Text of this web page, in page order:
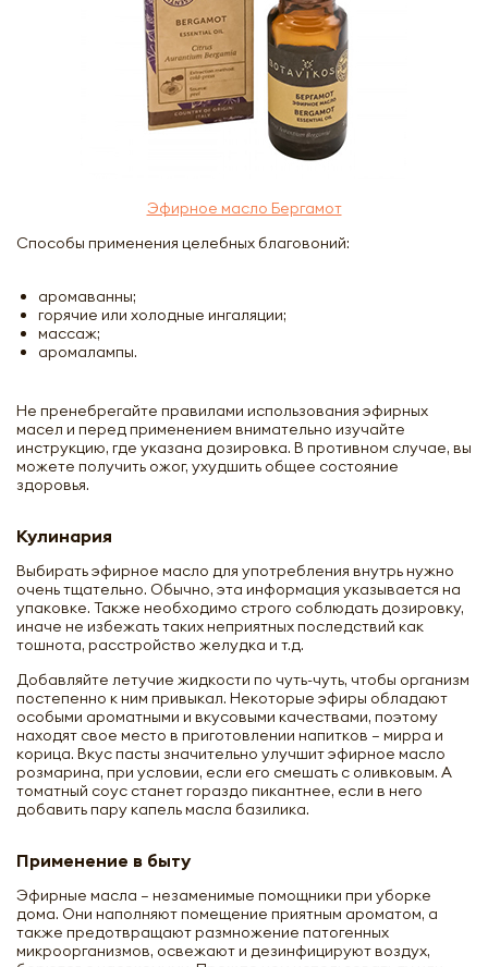
Эфирное масло Бергамот
Способы применения целебных благовоний:
аромаванны;
горячие или холодные ингаляции;
массаж;
аромалампы.
Не пренебрегайте правилами использования эфирных
масел и перед применением внимательно изучайте
инструкцию, где указана дозировка. В противном случае, вы
можете получить ожог, ухудшить общее состояние
здоровья.
Кулинария
Выбирать эфирное масло для употребления внутрь нужно
очень тщательно. Обычно, эта информация указывается на
упаковке. Также необходимо строго соблюдать дозировку,
иначе не избежать таких неприятных последствий как
тошнота, расстройство желудка и т.д.
Добавляйте летучие жидкости по чуть-чуть, чтобы организм
постепенно к ним привыкал. Некоторые эфиры обладают
особыми ароматными и вкусовыми качествами, поэтому
находят свое место в приготовлении напитков – мирра и
корица. Вкус пасты значительно улучшит эфирное масло
розмарина, при условии, если его смешать с оливковым. А
томатный соус станет гораздо пикантнее, если в него
добавить пару капель масла базилика.
Применение в быту
Эфирные масла – незаменимые помощники при уборке
дома. Они наполняют помещение приятным ароматом, а
также предотвращают размножение патогенных
микроорганизмов, освежают и дезинфицируют воздух,